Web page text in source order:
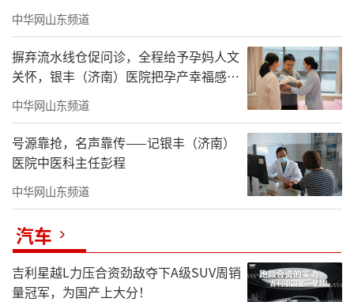
中华网山东频道
摒弃流水线仓促问诊，全程给予孕妈人文
关怀，银丰（济南）医院把孕产幸福感拉
满了
中华网山东频道
号源靠抢，名声靠传——记银丰（济南）
医院中医科主任彭程
中华网山东频道
汽车
吉利星越L力压合资劲敌夺下A级SUV周销
量冠军，为国产上大分！